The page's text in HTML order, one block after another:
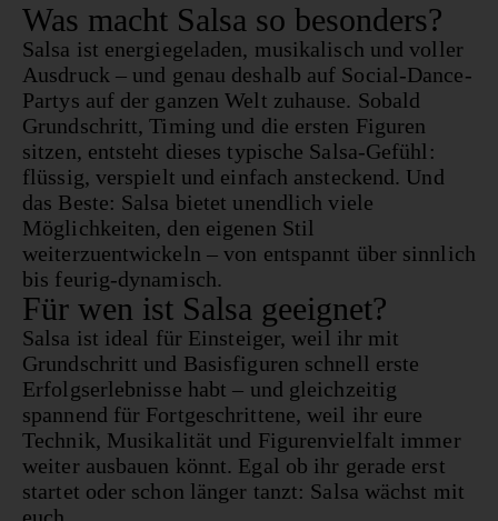
Was macht Salsa so besonders?
Salsa ist energiegeladen, musikalisch und voller
Ausdruck – und genau deshalb auf Social-Dance-
Partys auf der ganzen Welt zuhause. Sobald
Grundschritt, Timing und die ersten Figuren
sitzen, entsteht dieses typische Salsa-Gefühl:
flüssig, verspielt und einfach ansteckend. Und
das Beste: Salsa bietet unendlich viele
Möglichkeiten, den eigenen Stil
weiterzuentwickeln – von entspannt über sinnlich
bis feurig-dynamisch.
Für wen ist Salsa geeignet?
Salsa ist ideal für Einsteiger, weil ihr mit
Grundschritt und Basisfiguren schnell erste
Erfolgserlebnisse habt – und gleichzeitig
spannend für Fortgeschrittene, weil ihr eure
Technik, Musikalität und Figurenvielfalt immer
weiter ausbauen könnt. Egal ob ihr gerade erst
startet oder schon länger tanzt: Salsa wächst mit